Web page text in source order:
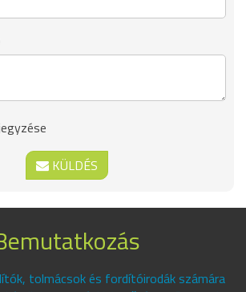
KÜLDÉS
tolmácsok és fordítóirodák számára